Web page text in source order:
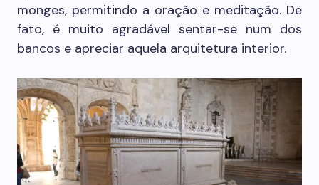
monges, permitindo a oração e meditação. De
fato, é muito agradável sentar-se num dos
bancos e apreciar aquela arquitetura interior.